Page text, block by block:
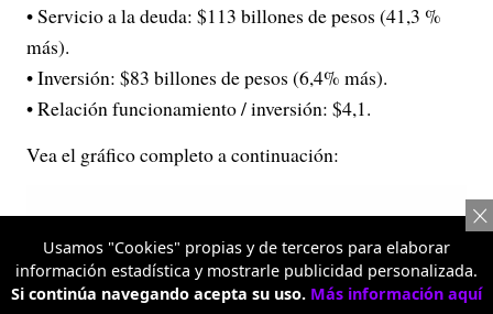
• Servicio a la deuda: $113 billones de pesos (41,3 %
más).
• Inversión: $83 billones de pesos (6,4% más).
• Relación funcionamiento / inversión: $4,1.
Vea el gráfico completo a continuación:
Usamos "Cookies" propias y de terceros para elaborar
información estadística y mostrarle publicidad personalizada.
Si continúa navegando acepta su uso. Más información aquí